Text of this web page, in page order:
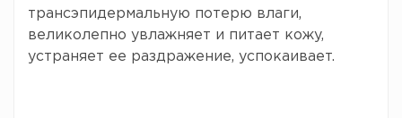
трансэпидермальную потерю влаги,
великолепно увлажняет и питает кожу,
устраняет ее раздражение, успокаивает.